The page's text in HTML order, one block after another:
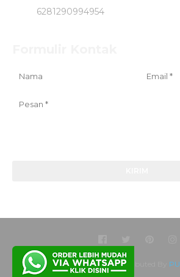
6281290994954
Created BySoraTemplates| Distributed By